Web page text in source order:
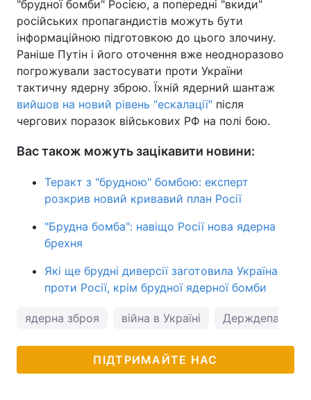
"брудної бомби" Росією, а попередні "вкиди"
російських пропагандистів можуть бути
інформаційною підготовкою до цього злочину.
Раніше Путін і його оточення вже неодноразово
погрожували застосувати проти України
тактичну ядерну зброю. Їхній ядерний шантаж
вийшов на новий рівень "ескалації" після
чергових поразок військових РФ на полі бою.
Вас також можуть зацікавити новини:
Теракт з "брудною" бомбою: експерт
розкрив новий кривавий план Росії
"Брудна бомба": навіщо Росії нова ядерна
брехня
Які ще брудні диверсії заготовила Україна
проти Росії, крім брудної ядерної бомби
ядерна зброя війна в Україні
ПІДТРИМАЙТЕ НАС